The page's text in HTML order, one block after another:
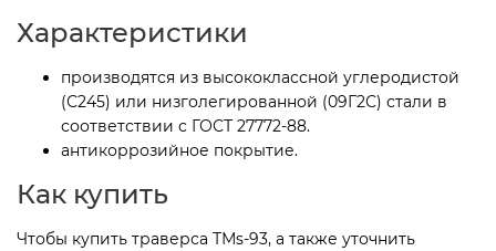
Характеристики
производятся из высококлассной углеродистой
(С245) или низголегированной (09Г2С) стали в
соответствии с ГОСТ 27772-88.
антикоррозийное покрытие.
Как купить
Чтобы купить траверса ТМs-93, а также уточнить